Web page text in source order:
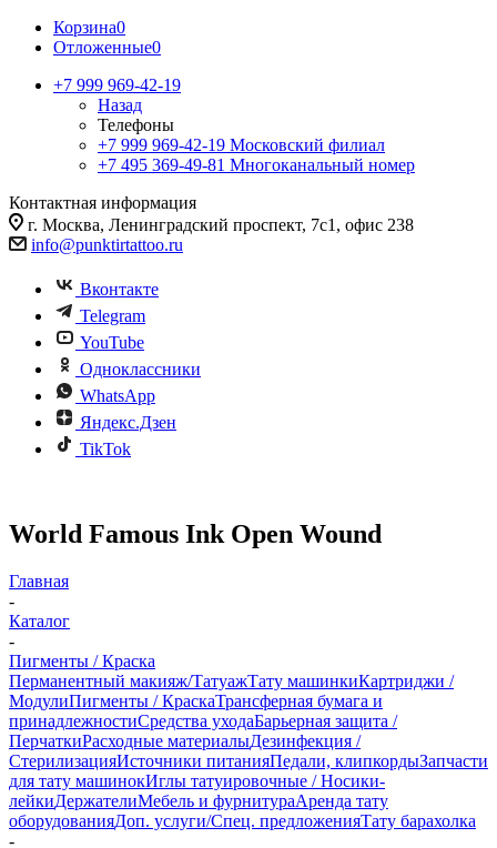
Корзина0
Отложенные0
+7 999 969-42-19
Назад
Телефоны
+7 999 969-42-19 Московский филиал
+7 495 369-49-81 Многоканальный номер
Контактная информация
г. Москва, Ленинградский проспект, 7с1, офис 238
info@punktirtattoo.ru
Вконтакте
Telegram
YouTube
Одноклассники
WhatsApp
Яндекс.Дзен
TikTok
World Famous Ink Open Wound
Главная
-
Каталог
-
Пигменты / Краска
Перманентный макияж/ТатуажТату машинкиКартриджи /
МодулиПигменты / КраскаТрансферная бумага и
принадлежностиСредства уходаБарьерная защита /
ПерчаткиРасходные материалыДезинфекция /
СтерилизацияИсточники питанияПедали, клипкордыЗапчасти
для тату машинокИглы татуировочные / Носики-
лейкиДержателиМебель и фурнитураАренда тату
оборудованияДоп. услуги/Спец. предложенияТату барахолка
-